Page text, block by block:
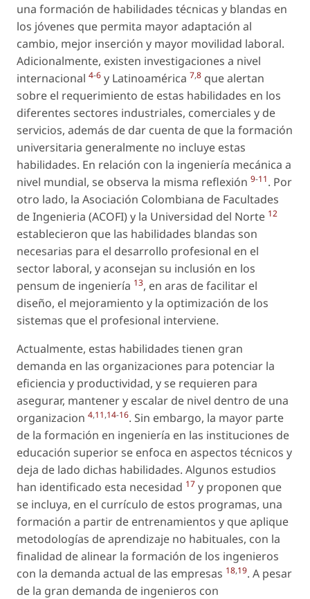
una formación de habilidades técnicas y blandas en
los jóvenes que permita mayor adaptación al
cambio, mejor inserción y mayor movilidad laboral.
Adicionalmente, existen investigaciones a nivel
internacional 4-6 y Latinoamérica 7,8 que alertan
sobre el requerimiento de estas habilidades en los
diferentes sectores industriales, comerciales y de
servicios, además de dar cuenta de que la formación
universitaria generalmente no incluye estas
habilidades. En relación con la ingeniería mecánica a
nivel mundial, se observa la misma reflexión 9-11. Por
otro lado, la Asociación Colombiana de Facultades
de Ingenieria (ACOFI) y la Universidad del Norte 12
establecieron que las habilidades blandas son
necesarias para el desarrollo profesional en el
sector laboral, y aconsejan su inclusión en los
pensum de ingeniería 13, en aras de facilitar el
diseño, el mejoramiento y la optimización de los
sistemas que el profesional interviene.
Actualmente, estas habilidades tienen gran
demanda en las organizaciones para potenciar la
eficiencia y productividad, y se requieren para
asegurar, mantener y escalar de nivel dentro de una
organizacion 4,11,14-16. Sin embargo, la mayor parte
de la formación en ingeniería en las instituciones de
educación superior se enfoca en aspectos técnicos y
deja de lado dichas habilidades. Algunos estudios
han identificado esta necesidad 17 y proponen que
se incluya, en el currículo de estos programas, una
formación a partir de entrenamientos y que aplique
metodologías de aprendizaje no habituales, con la
finalidad de alinear la formación de los ingenieros
con la demanda actual de las empresas 18,19. A pesar
de la gran demanda de ingenieros con